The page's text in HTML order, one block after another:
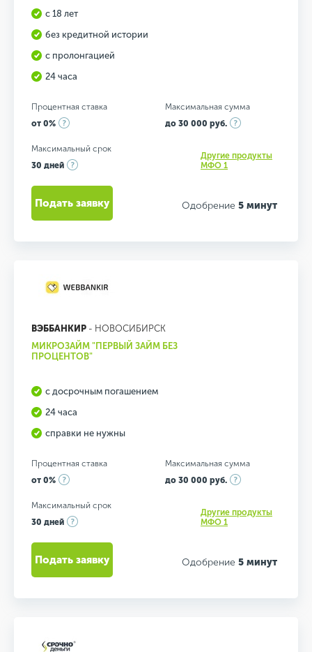
с 18 лет
без кредитной истории
с пролонгацией
24 часа
Процентная ставка
от 0%
Максимальная сумма
до 30 000 руб.
Максимальный срок
30 дней
Другие продукты
МФО 1
Одобрение 5 минут
Подать заявку
ВЭББАНКИР - НОВОСИБИРСК
МИКРОЗАЙМ "ПЕРВЫЙ ЗАЙМ БЕЗ
ПРОЦЕНТОВ"
с досрочным погашением
24 часа
справки не нужны
Процентная ставка
от 0%
Максимальная сумма
до 30 000 руб.
Максимальный срок
30 дней
Другие продукты
МФО 1
Одобрение 5 минут
Подать заявку